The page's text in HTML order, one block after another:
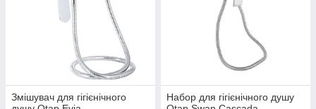
Змішувач для гігієнічного
Набор для гігієнічного душу